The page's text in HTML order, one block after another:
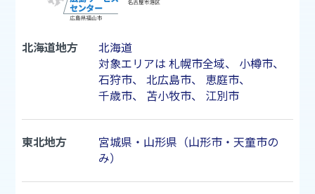
北海道地方
北海道
対象エリアは 札幌市全域、 小樽市、
石狩市、 北広島市、 恵庭市、
千歳市、 苫小牧市、 江別市
東北地方
宮城県・山形県（山形市・天童市の
み）